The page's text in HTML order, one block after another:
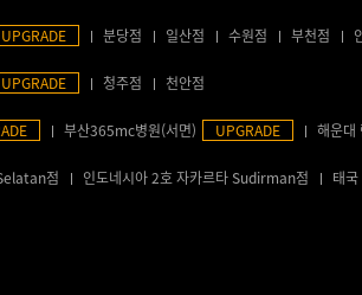
UPGRADE 분당점 일산점 수원점 부천점
UPGRADE 청주점 천안점
부산365mc병원(서면) UPGRADE 해운대
점 인도네시아 2호 자카르타 Sudirman점 태